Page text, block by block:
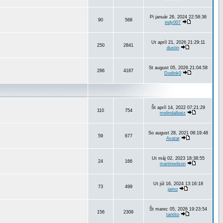
90 568
Pi január 26, 2024 22:58:36
indy007
250 2841
Ut apríl 21, 2026 21:29:11
dustin
286 4187
St august 05, 2026 21:04:58
Dodink0
110 754
Št apríl 14, 2022 07:21:29
melindalbatz
59 677
So august 28, 2021 08:19:48
Avatar
24 166
Ut máj 02, 2023 18:38:55
martinwilson
73 499
Ut júl 16, 2024 13:16:18
jamo
156 2309
Št marec 05, 2026 19:23:54
tantito